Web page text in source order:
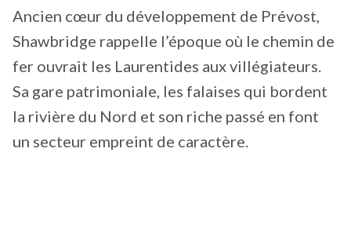
Ancien cœur du développement de Prévost,
Shawbridge rappelle l’époque où le chemin de
fer ouvrait les Laurentides aux villégiateurs.
Sa gare patrimoniale, les falaises qui bordent
la rivière du Nord et son riche passé en font
un secteur empreint de caractère.